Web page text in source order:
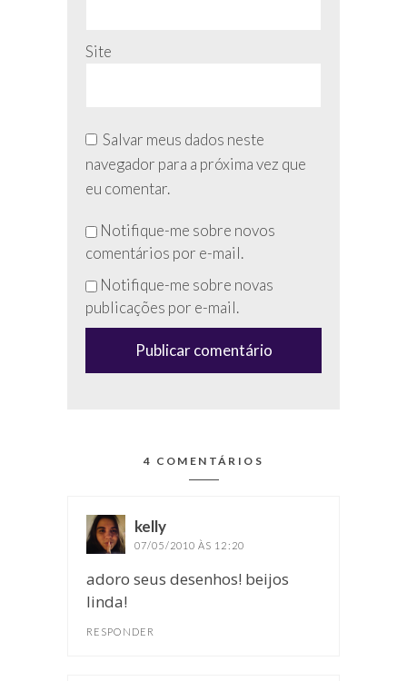
Site
Salvar meus dados neste
navegador para a próxima vez que
eu comentar.
Não
preencha
esse
campo
(anti-
Notifique-me sobre novos
comentários por e-mail.
Notifique-me sobre novas
publicações por e-mail.
4 COMENTÁRIOS
kelly
07/05/2010 ÀS 12:20
adoro seus desenhos! beijos
linda!
RESPONDER